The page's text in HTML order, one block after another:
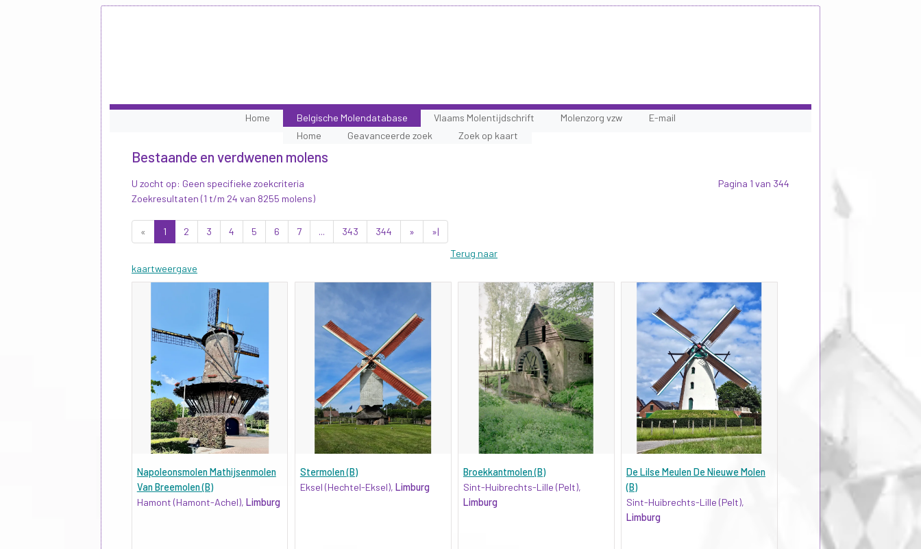
Home
Belgische Molendatabase
Home
Geavanceerde zoek Zoek op kaart
Vlaams Molentijdschrift Molenzorg vzw E-mail
Bestaande en verdwenen molens
U zocht op: Geen specifieke zoekcriteria
Zoekresultaten (1 t/m 24 van 8255 molens)
« 1 2 3 4 5 6 7 ... 343 344 »
»|
Terug naar
kaartweergave
Pagina 1 van 344
Napoleonsmolen Mathijsenmolen
Van Breemolen (B)
Hamont (Hamont-Achel), Limburg
Stermolen (B)
Eksel (Hechtel-Eksel), Limburg
Broekkantmolen (B)
Sint-Huibrechts-Lille (Pelt),
Limburg
De Lilse Meulen De Nieuwe Molen
(B)
Sint-Huibrechts-Lille (Pelt),
Limburg